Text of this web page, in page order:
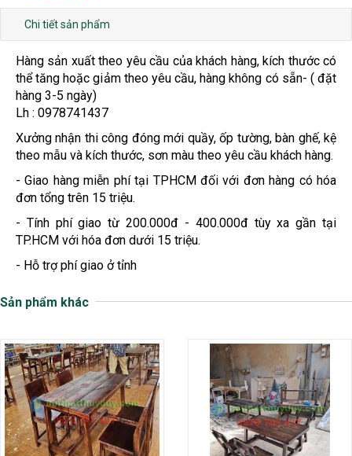
Chi tiết sản phẩm
Hàng sản xuất theo yêu cầu của khách hàng, kích thước có
thể tăng hoặc giảm theo yêu cầu, hàng không có sẵn- ( đặt
hàng 3-5 ngày)
Lh : 0978741437
Xưởng nhận thi công đóng mới quầy, ốp tường, bàn ghế, kệ
theo mẫu và kích thước, sơn màu theo yêu cầu khách hàng.
- Giao hàng miễn phí tại TPHCM đối với đơn hàng có hóa
đơn tổng trên 15 triệu.
- Tính phí giao từ 200.000đ - 400.000đ tùy xa gần tại
TP.HCM với hóa đơn dưới 15 triệu.
- Hỗ trợ phí giao ở tỉnh
Sản phẩm khác